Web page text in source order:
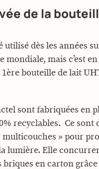
de la
utilisé dès les années
mondiale, mais c’est en
bouteille de lait
sont fabriquées en
recyclables. Ce sont
multicouches » pour
lumière. Elle
briques en carton grâce